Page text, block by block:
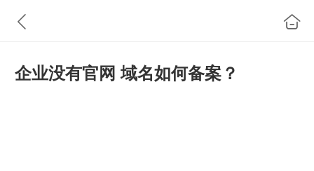
企业没有官网 域名如何备案？